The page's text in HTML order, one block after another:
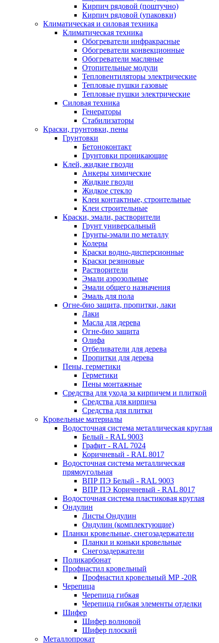
Кирпич рядовой (поштучно)
Кирпич рядовой (упаковки)
Климатическая и силовая техника
Климатическая техника
Обогреватели инфракрасные
Обогреватели конвекционные
Обогреватели масляные
Отопительные модули
Тепловентиляторы электрические
Тепловые пушки газовые
Тепловые пушки электрические
Силовая техника
Генераторы
Стабилизаторы
Краски, грунтовки, пены
Грунтовки
Бетоноконтакт
Грунтовки проникающие
Клей, жидкие гвозди
Анкеры химические
Жидкие гвозди
Жидкое стекло
Клеи контактные, строительные
Клеи строительные
Краски, эмали, растворители
Грунт универсальный
Грунты-эмали по металлу
Колеры
Краски водно-дисперсионные
Краски резиновые
Растворители
Эмали аэрозольные
Эмали общего назначения
Эмаль для пола
Огне-био защита, пропитки, лаки
Лаки
Масла для дерева
Огне-био защита
Олифа
Отбеливатели для дерева
Пропитки для дерева
Пены, герметики
Герметики
Пены монтажные
Средства для ухода за кирпичем и плиткой
Средства для кирпича
Средства для плитки
Кровельные материалы
Водосточная система металлическая круглая
Белый - RAL 9003
Графит - RAL 7024
Коричневый - RAL 8017
Водосточная система металлическая
прямоугольная
ВПР ПЭ Белый - RAL 9003
ВПР ПЭ Коричневый - RAL 8017
Водосточная система пластиковая круглая
Ондулин
Листы Ондулин
Ондулин (комплектующие)
Планки кровельные, снегозадержатели
Планки и коньки кровельные
Снегозадержатели
Поликарбонат
Профнастил кровельный
Профнастил кровельный МР -20R
Черепица
Черепица гибкая
Черепица гибкая элементы отделки
Шифер
Шифер волновой
Шифер плоский
Металлопрокат